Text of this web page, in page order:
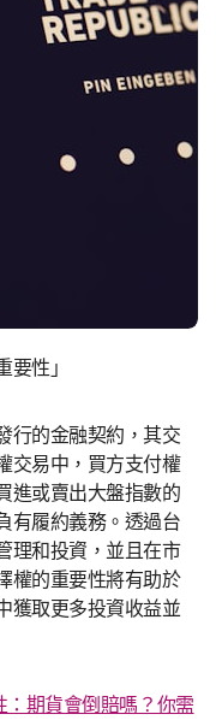
要性」
行的金融契約，其交
交易中，買方支付權
進或賣出大盤指數的
有履約義務。透過台
理和投資，並且在市
權的重要性將有助於
獲取更多投資收益並
：期貨會倒賠嗎？你需